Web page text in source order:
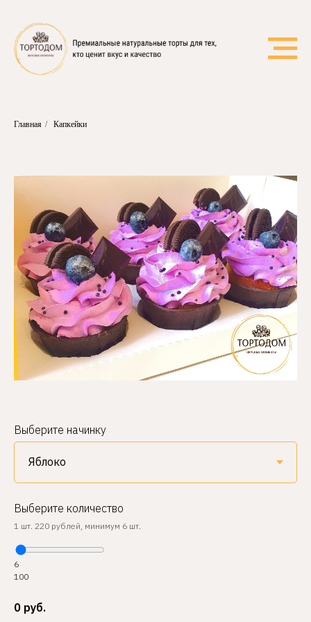
Главная / Капкейки
Выберите начинку
Выберите количество
1 шт. 220 рублей, минимум 6 шт.
6
100
0 руб.